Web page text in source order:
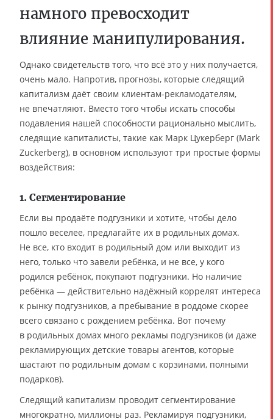
намного превосходит
влияние манипулирования.
Однако свидетельств того, что всё это у них получается,
очень мало. Напротив, прогнозы, которые следящий
капитализм даёт своим клиентам-рекламодателям,
не впечатляют. Вместо того чтобы искать способы
подавления нашей способности рационально мыслить,
следящие капиталисты, такие как Марк Цукерберг (Mark
Zuckerberg), в основном используют три простые формы
воздействия:
1. Сегментирование
Если вы продаёте подгузники и хотите, чтобы дело
пошло веселее, предлагайте их в родильных домах.
Не все, кто входит в родильный дом или выходит из
него, только что завели ребёнка, и не все, у кого
родился ребёнок, покупают подгузники. Но наличие
ребёнка — действительно надёжный коррелят интереса
к рынку подгузников, а пребывание в роддоме скорее
всего связано с рождением ребёнка. Вот почему
в родильных домах много рекламы подгузников (и даже
рекламирующих детские товары агентов, которые
шастают по родильным домам с корзинами, полными
подарков).
Следящий капитализм проводит сегментирование
многократно, миллионы раз. Рекламируя подгузники,